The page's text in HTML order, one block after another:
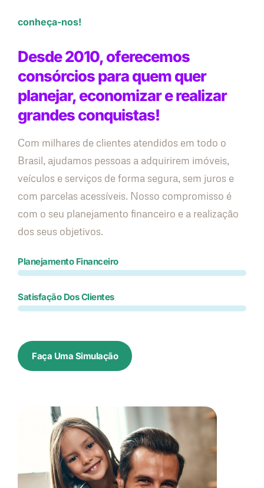
conheça-nos!
Desde 2010, oferecemos
consórcios para quem quer
planejar, economizar e realizar
grandes conquistas!
Com milhares de clientes atendidos em todo o
Brasil, ajudamos pessoas a adquirirem imóveis,
veículos e serviços de forma segura, sem juros e
com parcelas acessíveis. Nosso compromisso é
com o seu planejamento financeiro e a realização
dos seus objetivos.
Planejamento Financeiro
Satisfação Dos Clientes
Faça Uma Simulação